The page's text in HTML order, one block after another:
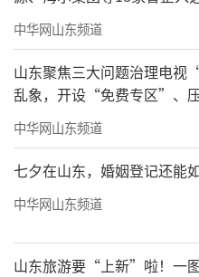
中华网山东频道
山东聚焦三大问题治理电
乱象，开设“免费专区”、
例70%以上
中华网山东频道
七夕在山东，婚姻登记还能如
中华网山东频道
山东旅游要“上新”啦！一